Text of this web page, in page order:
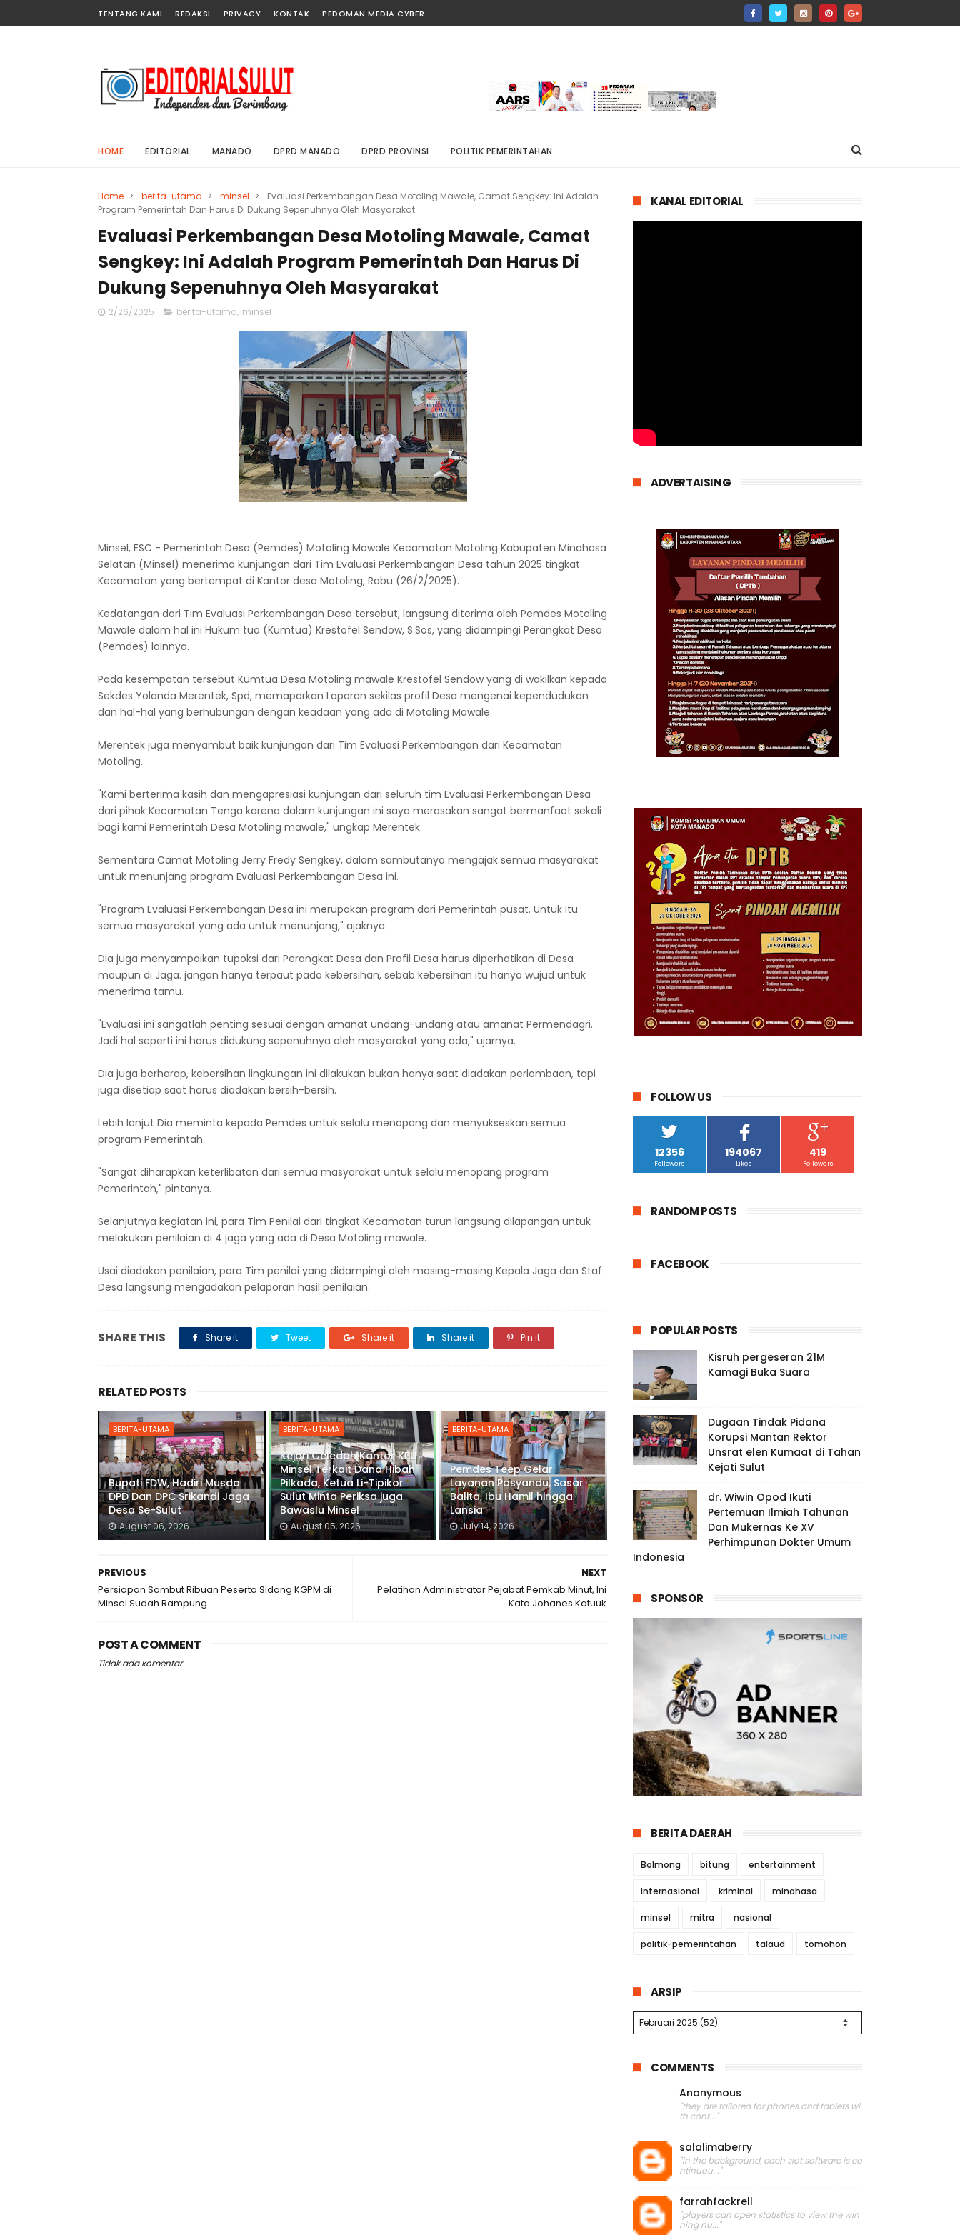
TENTANG KAMI REDAKSI PRIVACY KONTAK PEDOMAN MEDIA CYBER
HOME EDITORIAL MANADO DPRD MANADO DPRD PROVINSI POLITIK PEMERINTAHAN
Home > berita-utama > minsel >
Evaluasi Perkembangan Desa Motoling Mawale, Camat Sengkey: Ini Adalah
Program Pemerintah Dan Harus Di Dukung Sepenuhnya Oleh Masyarakat
Evaluasi Perkembangan Desa Motoling Mawale, Camat
Sengkey: Ini Adalah Program Pemerintah Dan Harus Di
Dukung Sepenuhnya Oleh Masyarakat
2/26/2025 berita-utama, minsel
Minsel, ESC - Pemerintah Desa (Pemdes) Motoling Mawale Kecamatan Motoling Kabupaten Minahasa
Selatan (Minsel) menerima kunjungan dari Tim Evaluasi Perkembangan Desa tahun 2025 tingkat
Kecamatan yang bertempat di Kantor desa Motoling, Rabu (26/2/2025).
Kedatangan dari Tim Evaluasi Perkembangan Desa tersebut, langsung diterima oleh Pemdes Motoling
Mawale dalam hal ini Hukum tua (Kumtua) Krestofel Sendow, S.Sos, yang didampingi Perangkat Desa
(Pemdes) lainnya.
Pada kesempatan tersebut Kumtua Desa Motoling mawale Krestofel Sendow yang di wakilkan kepada
Sekdes Yolanda Merentek, Spd, memaparkan Laporan sekilas profil Desa mengenai kependudukan
dan hal-hal yang berhubungan dengan keadaan yang ada di Motoling Mawale.
Merentek juga menyambut baik kunjungan dari Tim Evaluasi Perkembangan dari Kecamatan
Motoling.
"Kami berterima kasih dan mengapresiasi kunjungan dari seluruh tim Evaluasi Perkembangan Desa
dari pihak Kecamatan Tenga karena dalam kunjungan ini saya merasakan sangat bermanfaat sekali
bagi kami Pemerintah Desa Motoling mawale," ungkap Merentek.
Sementara Camat Motoling Jerry Fredy Sengkey, dalam sambutanya mengajak semua masyarakat
untuk menunjang program Evaluasi Perkembangan Desa ini.
"Program Evaluasi Perkembangan Desa ini merupakan program dari Pemerintah pusat. Untuk itu
semua masyarakat yang ada untuk menunjang," ajaknya.
Dia juga menyampaikan tupoksi dari Perangkat Desa dan Profil Desa harus diperhatikan di Desa
maupun di Jaga. jangan hanya terpaut pada kebersihan, sebab kebersihan itu hanya wujud untuk
menerima tamu.
"Evaluasi ini sangatlah penting sesuai dengan amanat undang-undang atau amanat Permendagri.
Jadi hal seperti ini harus didukung sepenuhnya oleh masyarakat yang ada," ujarnya.
Dia juga berharap, kebersihan lingkungan ini dilakukan bukan hanya saat diadakan perlombaan, tapi
juga disetiap saat harus diadakan bersih-bersih.
Lebih lanjut Dia meminta kepada Pemdes untuk selalu menopang dan menyukseskan semua
program Pemerintah.
"Sangat diharapkan keterlibatan dari semua masyarakat untuk selalu menopang program
Pemerintah," pintanya.
Selanjutnya kegiatan ini, para Tim Penilai dari tingkat Kecamatan turun langsung dilapangan untuk
melakukan penilaian di 4 jaga yang ada di Desa Motoling mawale.
Usai diadakan penilaian, para Tim penilai yang didampingi oleh masing-masing Kepala Jaga dan Staf
Desa langsung mengadakan pelaporan hasil penilaian.
SHARE THIS Share it Tweet Share it Share it Pin it
RELATED POSTS
BERITA-UTAMA
Bupati FDW, Hadiri Musda
DPD Dan DPC Srikandi Jaga
Desa Se-Sulut
August 06, 2026
BERITA-UTAMA
Kejari Geledah Kantor KPU
Minsel Terkait Dana Hibah
Pilkada, Ketua Li-Tipikor
Sulut Minta Periksa juga
Bawaslu Minsel
August 05, 2026
BERITA-UTAMA
Pemdes Teep Gelar
Layanan Posyandu, Sasar
Balita, Ibu Hamil hingga
Lansia
July 14, 2026
NEXT
Pelatihan Administrator Pejabat Pemkab Minut, Ini
Kata Johanes Katuuk
PREVIOUS
Persiapan Sambut Ribuan Peserta Sidang KGPM di
Minsel Sudah Rampung
POST A COMMENT
Tidak ada komentar
KANAL EDITORIAL
ADVERTAISING
FOLLOW US
12356
Followers
194067
Likes
419
Followers
RANDOM POSTS
FACEBOOK
POPULAR POSTS
Kisruh pergeseran 21M
Kamagi Buka Suara
Dugaan Tindak Pidana
Korupsi Mantan Rektor
Unsrat elen Kumaat di Tahan
Kejati Sulut
dr. Wiwin Opod Ikuti
Pertemuan Ilmiah Tahunan
Dan Mukernas Ke XV
Perhimpunan Dokter Umum
Indonesia
SPONSOR
BERITA DAERAH
Bolmong bitung entertainment
internasional kriminal minahasa
minsel mitra nasional
politik-pemerintahan talaud tomohon
ARSIP
COMMENTS
Anonymous
"they are tailored for phones and tablets wi
th cont..."
salalimaberry
"in the background, each slot software is co
ntinuou..."
farrahfackrell
"players can open statistics to view the win
ning nu..."